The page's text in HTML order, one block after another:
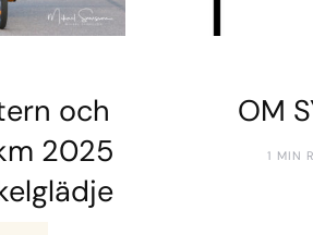
och
2025
OM
1 MIN